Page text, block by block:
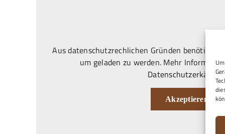
Aus datenschutzrechlichen Gründen benötigt
um geladen zu werden. Mehr
Datenschutzerkärung
Akzeptieren